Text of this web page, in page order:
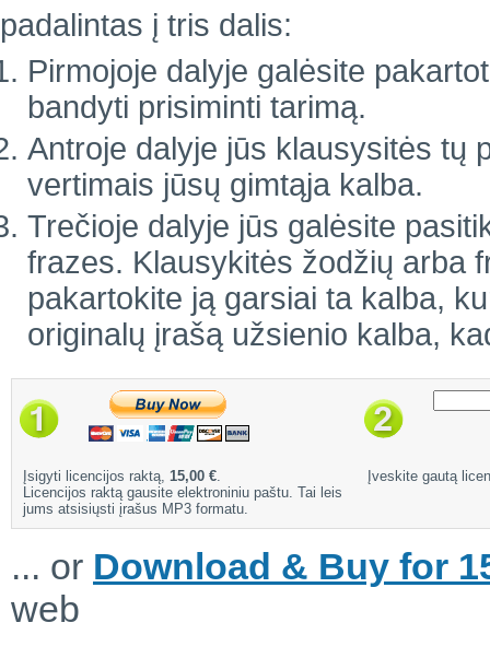
padalintas į tris dalis:
Pirmojoje dalyje galėsite
bandyti prisiminti tarimą.
Antroje dalyje jūs klausysitės tų
vertimais jūsų gimtąja kalba.
Trečioje dalyje jūs galėsite
frazes. Klausykitės žodžių arba
pakartokite ją garsiai ta kalba,
originalų įrašą užsienio kalba,
Įsigyti licencijos raktą, 15,00 €.
Licencijos raktą gausite elektroniniu paštu. Tai leis
jums atsisiųsti įrašus MP3 formatu.
Įveskite gautą
... or Download & Buy for
web